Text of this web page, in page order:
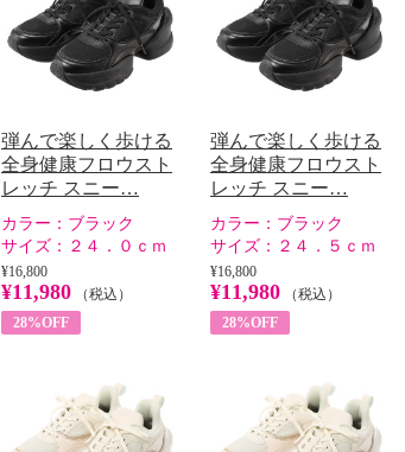
弾んで楽しく歩ける
全身健康フロウスト
レッチ スニー…
カラー： ブラック
サイズ： ２４．０ｃｍ
¥16,800
¥11,980
（税込）
28%OFF
弾んで楽しく歩ける
全身健康フロウスト
レッチ スニー…
カラー： ブラック
サイズ： ２４．５ｃｍ
¥16,800
¥11,980
（税込）
28%OFF